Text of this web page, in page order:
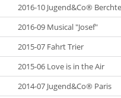
2016-10 Jugend&Co®
2016-09 Musical "Josef"
2015-07 Fahrt Trier
2015-06 Love is in the Air
2014-07 Jugend&Co® Paris